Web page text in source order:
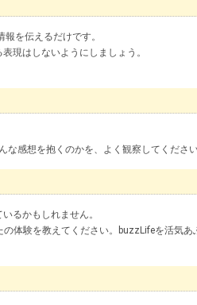
を伝えるだけです。
現はしないようにしましょう。
感想を抱くのかを、よく観察してください
るかもしれません。
体験を教えてください。buzzLifeを活気あ